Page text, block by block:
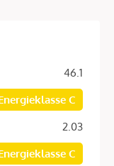
46.1
C
2.03
C